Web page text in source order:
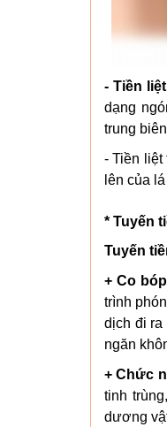
- Tiền
dạng
trung
- Tiền
lên của
* Tuyến
Tuyến
+ Co
trình
dịch đi ra
ngăn
+ Chức
tinh
dương